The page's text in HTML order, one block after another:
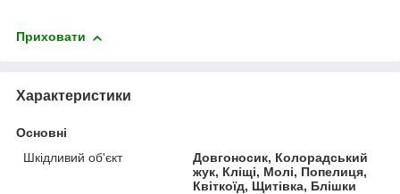
Приховати
Характеристики
Основні
Шкідливий об'єкт
Довгоносик, Колорадський
жук, Кліщі, Молі, Попелиця,
Квіткоїд, Щитівка, Блішки